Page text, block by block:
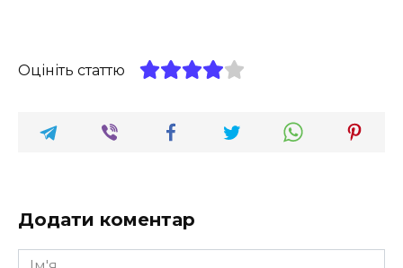
Оцініть статтю
Додати коментар
Ім'я